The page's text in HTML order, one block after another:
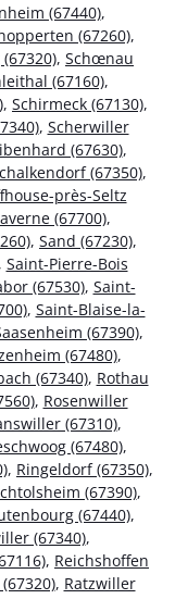
(67440),
(67260),
, Schœnau
(67160),
, Schirmeck (67130),
, Scherwiller
(67630),
(67350),
près-Seltz
(67700),
, Sand (67230),
Saint-Pierre-Bois
(67530), Saint-
, Saint-Blaise-la-
(67390),
(67480),
(67340), Rothau
, Rosenwiller
(67310),
(67480),
, Ringeldorf (67350),
(67390),
(67440),
(67340),
, Reichshoffen
, Ratzwiller